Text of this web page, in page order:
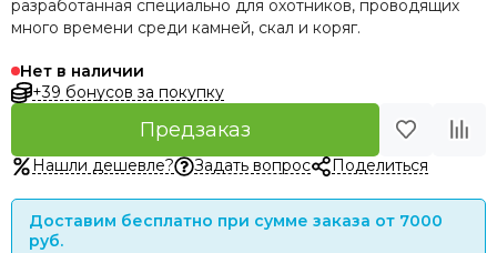
разработанная специально для охотников, проводящих
много времени среди камней, скал и коряг.
Нет в наличии
+39 бонусов за покупку
Предзаказ
Нашли дешевле? Задать вопрос Поделиться
Доставим бесплатно при сумме заказа от 7000
руб.